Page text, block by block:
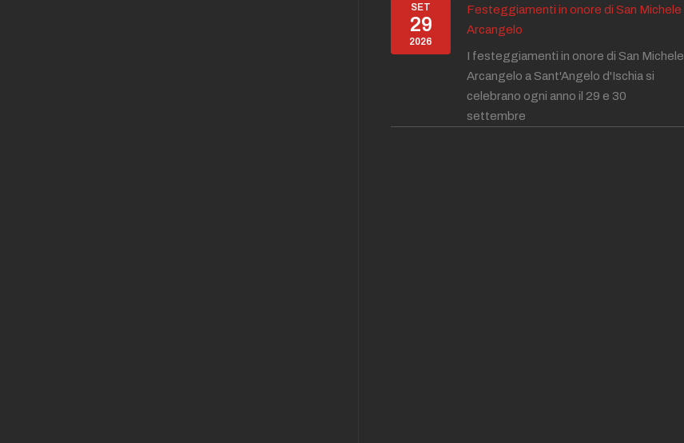
SET
29
2026
Festeggiamenti in onore di San Michele
Arcangelo
I festeggiamenti in onore di San Michele
Arcangelo a Sant'Angelo d'Ischia si
celebrano ogni anno il 29 e 30
settembre